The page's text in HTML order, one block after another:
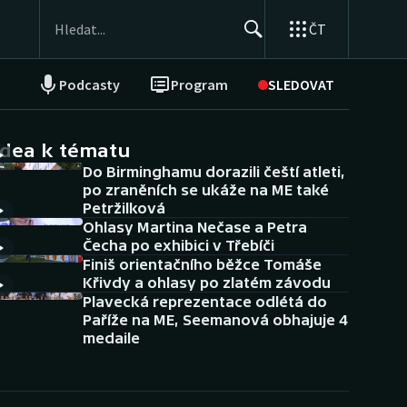
ČT
Podcasty Program SLEDOVAT
NEPŘEHLÉDNĚTE
Historické návraty
Aplikace ČT sport
AZ kvíz
k tématu
Do Birminghamu dorazili čeští atleti,
po zraněních se ukáže na ME také
Petržilková
Ohlasy Martina Nečase a Petra
Čecha po exhibici v Třebíči
Finiš orientačního běžce Tomáše
Křivdy a ohlasy po zlatém závodu
Plavecká reprezentace odlétá do
Paříže na ME, Seemanová obhajuje 4
medaile